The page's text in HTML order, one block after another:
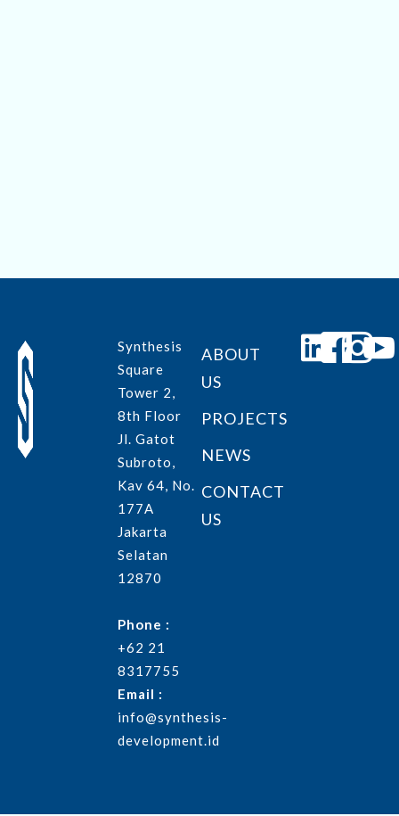
Synthesis
Square
Tower 2,
8th Floor
Jl. Gatot
Subroto,
Kav 64, No.
177A
Jakarta
Selatan
12870
Phone :
+62 21
8317755
Email :
info@synthesis-
development.id
ABOUT
US
PROJECTS
NEWS
CONTACT
US